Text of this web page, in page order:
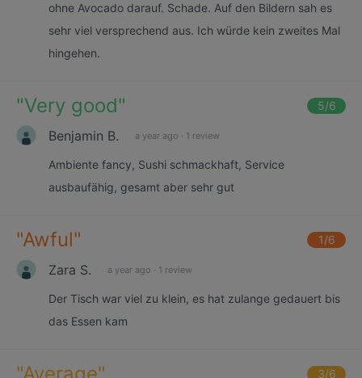
ohne Avocado darauf. Schade. Auf den Bildern sah es
sehr viel versprechend aus. Ich würde kein zweites Mal
hingehen.
"Very good" 5/6
Benjamin B. a year ago · 1 review
Ambiente fancy, Sushi schmackhaft, Service
ausbaufähig, gesamt aber sehr gut
"Awful" 1/6
Zara S. a year ago · 1 review
Der Tisch war viel zu klein, es hat zulange gedauert bis
das Essen kam
3/6